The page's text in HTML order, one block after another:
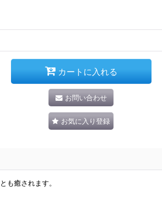
カートに入れる
お問い合わせ
お気に入り登録
も癒されます。